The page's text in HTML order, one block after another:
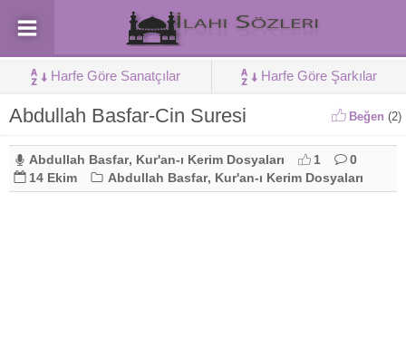
Harfe Göre Sanatçılar Harfe Göre Şarkılar
Abdullah Basfar-Cin Suresi Beğen (2)
Abdullah Basfar, Kur'an-ı Kerim Dosyaları 1
0
14 Ekim
Abdullah Basfar, Kur'an-ı Kerim Dosyaları